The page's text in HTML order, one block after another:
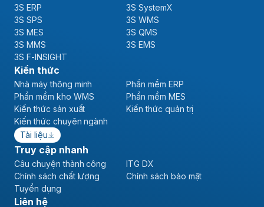
3S ERP
3S SystemX
3S SPS
3S WMS
3S MES
3S QMS
3S MMS
3S EMS
3S F-INSIGHT
Kiến thức
Nhà máy thông minh
Phần mềm ERP
Phần mềm kho WMS
Phần mềm MES
Kiến thức sản xuất
Kiến thức quản trị
Kiến thức chuyên ngành
Tài liệu
Truy cập nhanh
Câu chuyện thành công
ITG DX
Chính sách chất lượng
Chính sách bảo mật
Tuyển dụng
Liên hệ